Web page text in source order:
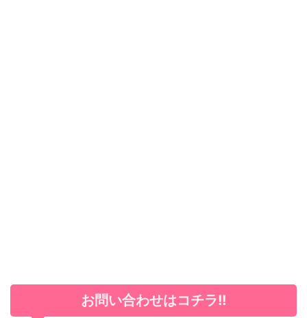
お問い合わせはコチラ!!